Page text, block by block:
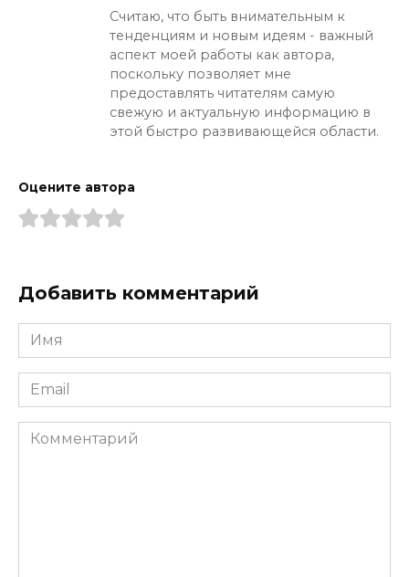
Считаю, что быть внимательным к
тенденциям и новым идеям - важный
аспект моей работы как автора,
поскольку позволяет мне
предоставлять читателям самую
свежую и актуальную информацию в
этой быстро развивающейся области.
Оцените автора
Добавить комментарий
Имя
*
Email
*
Комментарий